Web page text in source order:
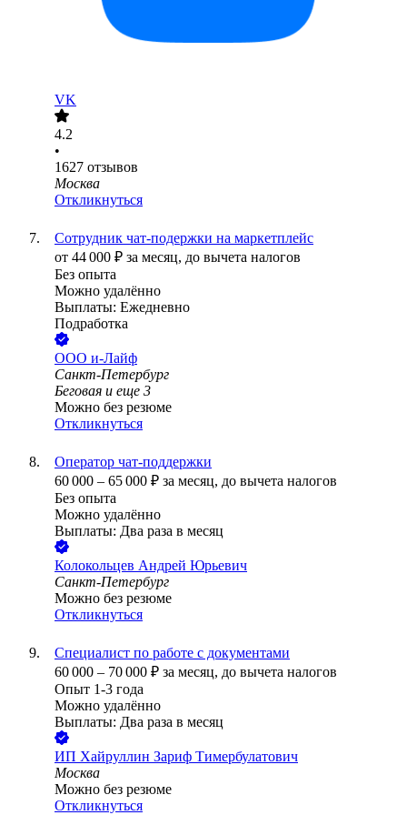
VK
4.2
•
1627 отзывов
Москва
Откликнуться
Сотрудник чат-подержки на маркетплейс
от 44 000 ₽ за месяц, до вычета налогов
Без опыта
Можно удалённо
Выплаты: Ежедневно
Подработка
ООО и-Лайф
Санкт-Петербург
Беговая и еще 3
Можно без резюме
Откликнуться
Оператор чат-поддержки
60 000 – 65 000 ₽ за месяц, до вычета налогов
Без опыта
Можно удалённо
Выплаты: Два раза в месяц
Колокольцев Андрей Юрьевич
Санкт-Петербург
Можно без резюме
Откликнуться
Специалист по работе с документами
60 000 – 70 000 ₽ за месяц, до вычета налогов
Опыт 1-3 года
Можно удалённо
Выплаты: Два раза в месяц
ИП Хайруллин Зариф Тимербулатович
Москва
Можно без резюме
Откликнуться